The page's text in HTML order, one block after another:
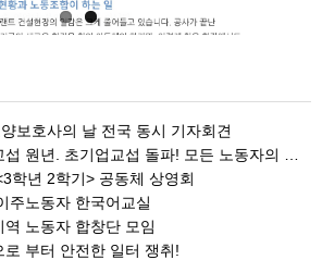
보호사의 날 전국 동시 기자회견
교섭 돌파! 모든 노동자의 노동기본권 쟁취! 민주노총 7.15 총파업대회
학년 2학기> 공동체 상영회
주노동자 한국어교실
노동자 합창단 모임
로 부터 안전한 일터 쟁취!